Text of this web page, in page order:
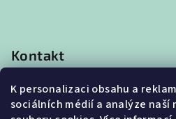
K personalizaci obsahu a
sociálních médií a analýze
Kontakt
shop@best4beast.com
+420 734 673 849